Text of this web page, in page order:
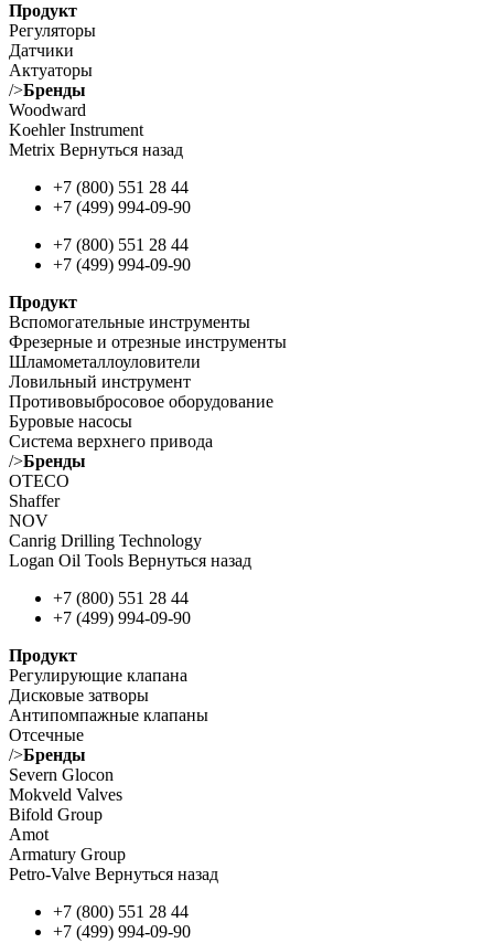
Продукт
Регуляторы
Датчики
Актуаторы
/>Бренды
Woodward
Koehler Instrument
Metrix Вернуться назад
+7 (800) 551 28 44
+7 (499) 994-09-90
+7 (800) 551 28 44
+7 (499) 994-09-90
Продукт
Вспомогательные инструменты
Фрезерные и отрезные инструменты
Шламометаллоуловители
Ловильный инструмент
Противовыбросовое оборудование
Буровые насосы
Система верхнего привода
/>Бренды
OTECO
Shaffer
NOV
Canrig Drilling Technology
Logan Oil Tools Вернуться назад
+7 (800) 551 28 44
+7 (499) 994-09-90
Продукт
Регулирующие клапана
Дисковые затворы
Антипомпажные клапаны
Отсечные
/>Бренды
Severn Glocon
Mokveld Valves
Bifold Group
Amot
Armatury Group
Petro-Valve Вернуться назад
+7 (800) 551 28 44
+7 (499) 994-09-90